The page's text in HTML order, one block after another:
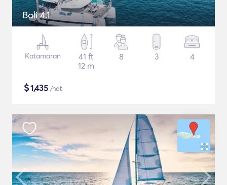
Bali 4.1
Katamaran
41 ft
12 m
8 3 4
$1,435 /nat